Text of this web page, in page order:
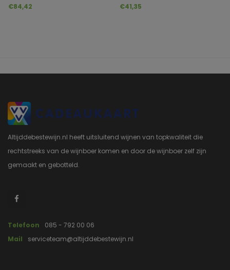
Di Montalcino Riserva DOCG
€84,42
Montalcino DOCG
€41,35
Altijddebestewijn.nl heeft uitsluitend wijnen van topkwaliteit die
rechtstreeks van de wijnboer komen en door de wijnboer zelf zijn
gemaakt en gebotteld.
Telefoon
085 - 792 00 06
Mail
serviceteam@altijddebestewijn.nl